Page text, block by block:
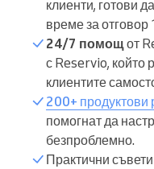
клиенти, готови
време за отговор
24/7 помощот
с Reservio, който
клиентите
200+ продуктови
помогнат да
безпроблемно.
Практични